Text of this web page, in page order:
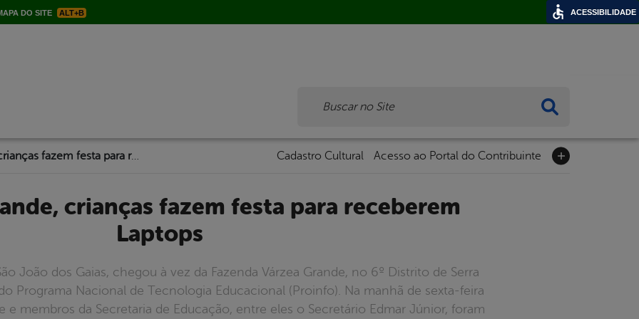
DO SITE ALT+B
Na Várzea Grande, crianças fazem festa para receberem Laptops Cadastro Cultural Acesso ao Portal do Contribuinte
Laptops
João dos Gaias, chegou à vez da Fazenda Várzea Grande, no 6º Distrito de Serra
Programa Nacional de Tecnologia Educacional (Proinfo). Na manhã de sexta-feira
e membros da Secretaria de Educação, entre eles o Secretário Edmar Júnior, foram
ACESSIBILIDADE